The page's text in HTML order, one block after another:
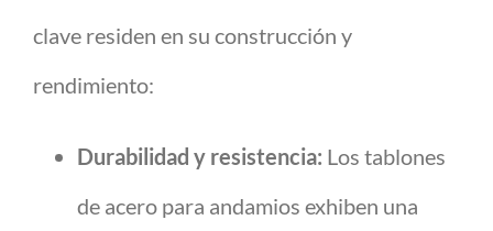
clave residen en su construcción y
rendimiento:
Durabilidad y resistencia: Los tablones
de acero para andamios exhiben una